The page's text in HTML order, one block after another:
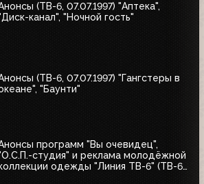
(ТВ-6, 07.07.1997) "Аптека",
канал", "Ночной гость"
(ТВ-6, 07.07.1997) "Гангстеры в
"Баунти"
программ "Вы очевидец",
студия" и реклама молодёжной
одежды "Линия ТВ-6" (ТВ-6,